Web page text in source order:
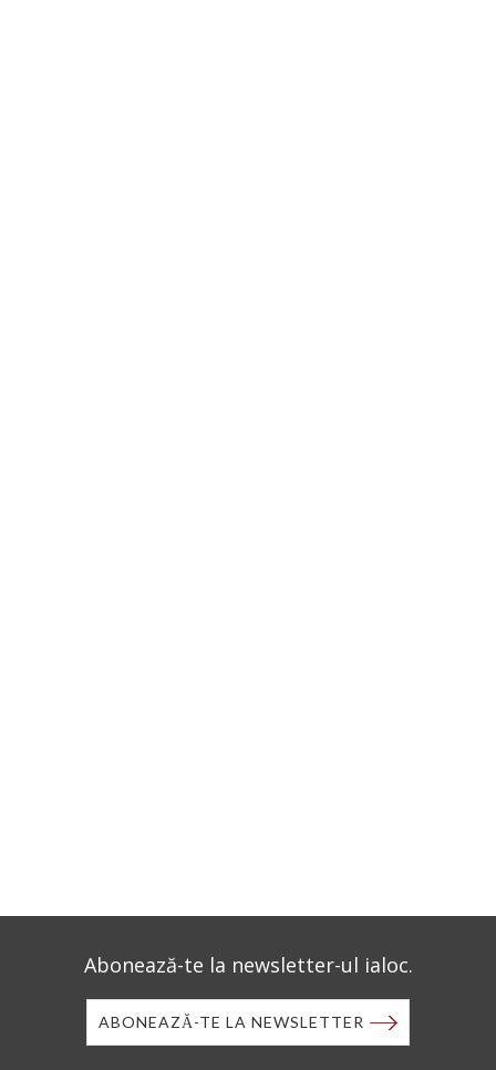
Abonează-te la newsletter-ul ialoc.
ABONEAZĂ-TE LA NEWSLETTER